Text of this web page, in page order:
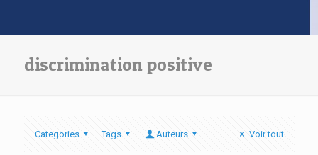
discrimination positive
Categories Tags Auteurs Voir tout